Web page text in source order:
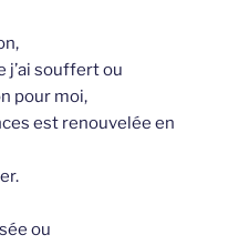
j’ai souffert ou
pour moi,
est renouvelée en
ou